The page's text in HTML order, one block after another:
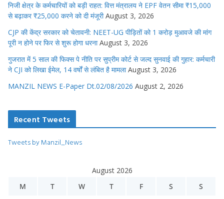
निजी क्षेत्र के कर्मचारियों को बड़ी राहत: वित्त मंत्रालय ने EPF वेतन सीमा ₹15,000
से बढ़ाकर ₹25,000 करने को दी मंजूरी August 3, 2026
CJP की केंद्र सरकार को चेतावनी: NEET-UG पीड़ितों को 1 करोड़ मुआवजे की मांग
पूरी न होने पर फिर से शुरू होगा धरना August 3, 2026
गुजरात में 5 साल की फिक्स पे नीति पर सुप्रीम कोर्ट से जल्द सुनवाई की गुहार: कर्मचारी
ने CJI को लिखा ईमेल, 14 वर्षों से लंबित है मामला August 3, 2026
MANZIL NEWS E-Paper Dt.02/08/2026 August 2, 2026
Recent Tweets
Tweets by Manzil_News
August 2026
M
T W T F S S